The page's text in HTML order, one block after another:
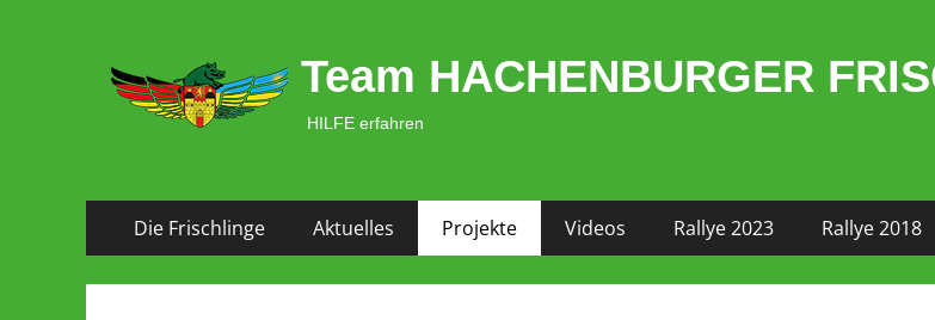
Team HACHENBURGER
HILFE erfahren
Primäres Menü
Inhalt
Die Frischlinge Aktuelles Projekte Videos Rallye 2023 Rallye 2018
+++